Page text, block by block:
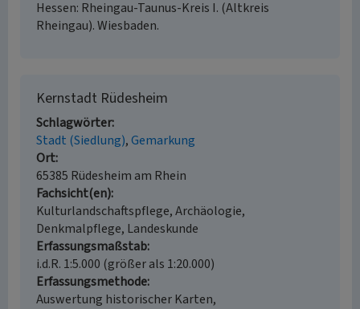
Hessen: Rheingau-Taunus-Kreis I. (Altkreis
Rheingau). Wiesbaden.
Kernstadt Rüdesheim
Schlagwörter
Stadt (Siedlung) Gemarkung
Ort
65385 Rüdesheim am Rhein
Fachsicht(en)
Kulturlandschaftspflege, Archäologie,
Denkmalpflege, Landeskunde
Erfassungsmaßstab
i.d.R. 1:5.000 (größer als 1:20.000)
Erfassungsmethode
Auswertung historischer Karten,